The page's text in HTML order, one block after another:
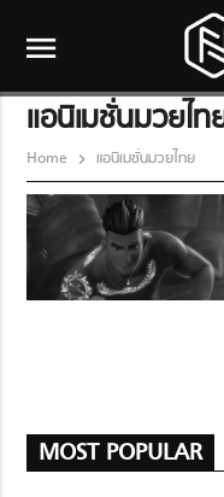
menu
แอนิเมชั่นมวยไท
Home แอนิเมชั่นมวยไทย
MOST POPULAR